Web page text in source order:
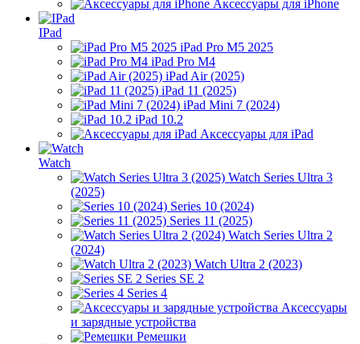
Аксессуары для iPhone
IPad
iPad Pro M5 2025
iPad Pro M4
iPad Air (2025)
iPad 11 (2025)
iPad Mini 7 (2024)
iPad 10.2
Аксессуары для iPad
Watch
Watch Series Ultra 3
(2025)
Series 10 (2024)
Series 11 (2025)
Watch Series Ultra 2
(2024)
Watch Ultra 2 (2023)
Series SE 2
Series 4
Аксессуары
и зарядные устройства
Ремешки